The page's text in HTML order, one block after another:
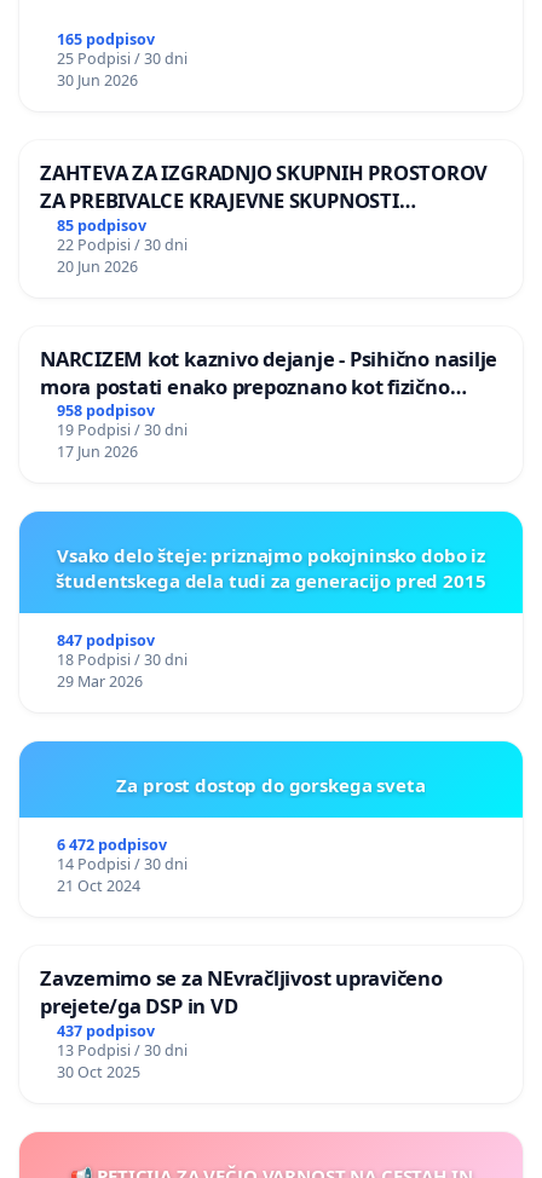
165 podpisov
25 Podpisi / 30 dni
30 Jun 2026
ZAHTEVA ZA IZGRADNJO SKUPNIH PROSTOROV
ZA PREBIVALCE KRAJEVNE SKUPNOSTI
PRESTRANEK
85 podpisov
22 Podpisi / 30 dni
20 Jun 2026
NARCIZEM kot kaznivo dejanje - Psihično nasilje
mora postati enako prepoznano kot fizično
nasilje
958 podpisov
19 Podpisi / 30 dni
17 Jun 2026
Vsako delo šteje: priznajmo pokojninsko dobo iz
študentskega dela tudi za generacijo pred 2015
847 podpisov
18 Podpisi / 30 dni
29 Mar 2026
Za prost dostop do gorskega sveta
6 472 podpisov
14 Podpisi / 30 dni
21 Oct 2024
Zavzemimo se za NEvračljivost upravičeno
prejete/ga DSP in VD
437 podpisov
13 Podpisi / 30 dni
30 Oct 2025